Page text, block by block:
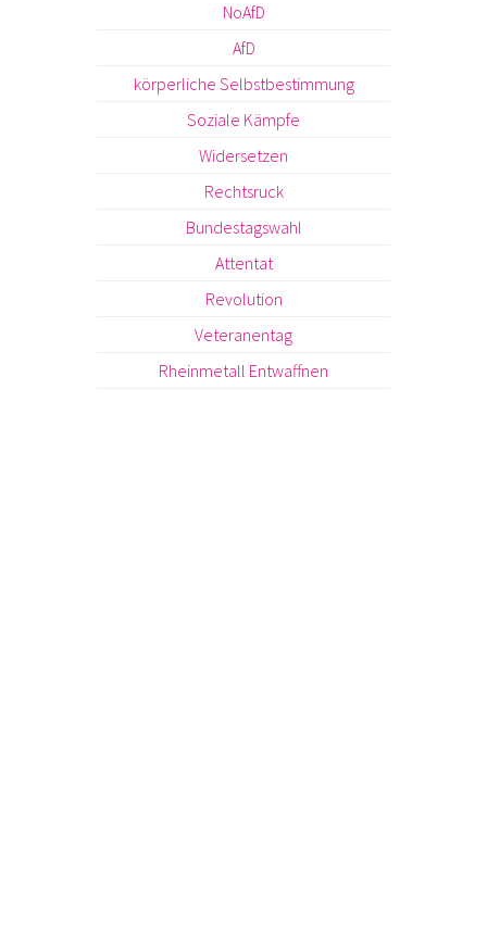
NoAfD
AfD
körperliche Selbstbestimmung
Soziale Kämpfe
Widersetzen
Rechtsruck
Bundestagswahl
Attentat
Revolution
Veteranentag
Rheinmetall Entwaffnen